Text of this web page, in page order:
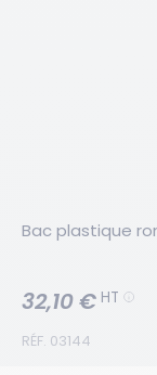
Bac plastique
RÉF. 03144
32,10 € HT